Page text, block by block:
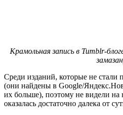
Крамольная запись в Tumblr-
Среди изданий, которые не стали
(они найдены в Google/
их больше), поэтому не видели на
оказалась достаточно далека от